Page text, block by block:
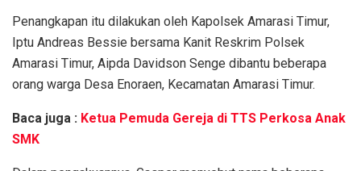
Penangkapan itu dilakukan oleh Kapolsek Amarasi Timur,
Iptu Andreas Bessie bersama Kanit Reskrim Polsek
Amarasi Timur, Aipda Davidson Senge dibantu beberapa
orang warga Desa Enoraen, Kecamatan Amarasi Timur.
Baca juga : Ketua Pemuda Gereja di TTS Perkosa Anak
SMK